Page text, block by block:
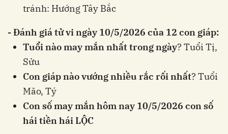
tránh: Hướng Tây Bắc
- Đánh giá tử vi ngày 10/5/2026 của 12 con giáp:
Tuổi nào may mắn nhất trong ngày? Tuổi Tị,
Sửu
Con giáp nào vướng nhiều rắc rối nhất? Tuổi
Mão, Tý
Con số may mắn hôm nay 10/5/2026 con số
hái tiền hái LỘC